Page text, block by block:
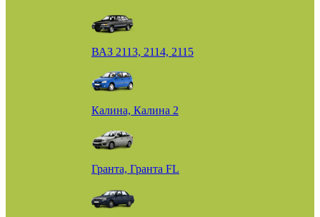
ВАЗ 2113, 2114, 2115
Калина, Калина 2
Гранта, Гранта FL